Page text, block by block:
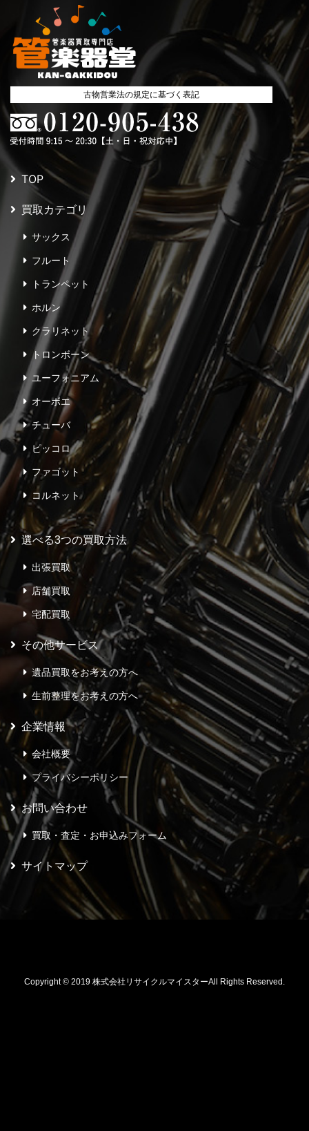
古物営業法の規定に基づく表記
TOP
買取カテゴリ
サックス
フルート
トランペット
ホルン
クラリネット
トロンボーン
ユーフォニアム
オーボエ
チューバ
ピッコロ
ファゴット
コルネット
選べる3つの買取方法
出張買取
店舗買取
宅配買取
その他サービス
遺品買取をお考えの方へ
生前整理をお考えの方へ
企業情報
会社概要
プライバシーポリシー
お問い合わせ
買取・査定・お申込みフォーム
サイトマップ
Copyright © 2019 株式会社リサイクルマイスターAll Rights Reserved.